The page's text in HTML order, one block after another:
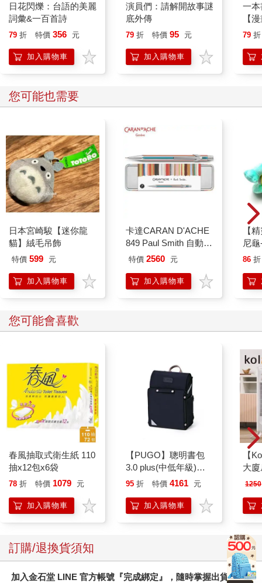
日花閃爍：台語的美麗
詞彙&一百首詩
79 折 特價 356 元
加入購物車
演員們：請解開故事謎
底外傳
79 折 特價 95 元
加入購物車
一
【
行
「
學方
79 折
您可能也需要
日本宮崎駿【迷你龍
貓】絨毛吊飾
特價 599 元
加入購物車
卡達CARAN D'ACHE
849 Paul Smith 自動鉛
筆 ED.5 條紋銀
特價 2560 元
加入購物車
【
尼
86 折
您可能會喜歡
春風抽取式衛生紙 110
抽x12包x6袋
78 折 特價 1079 元
加入購物車
【PUGO】聰明書包
3.0 plus(中低年級)酷
黑 全新進化玩美上市
95 折 特價 4161 元
加入購物車
【
大
1250
訂購/退換貨須知
加入金石堂 LINE 官方帳號『完成綁定』，隨時掌握出貨動